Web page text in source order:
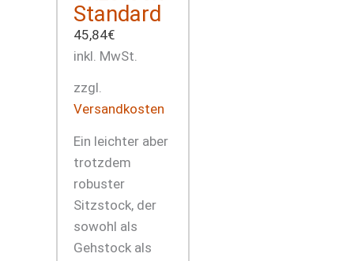
Standard
45,84€
inkl. MwSt.
zzgl.
Versandkosten
Ein leichter aber
trotzdem
robuster
Sitzstock, der
sowohl als
Gehstock als